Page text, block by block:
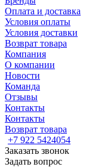
Оплата и доставка
Условия оплаты
Условия доставки
Возврат товара
Компания
О компании
Новости
Команда
Отзывы
Контакты
Контакты
Возврат товара
+7 922 5424054
Заказать звонок
Задать вопрос